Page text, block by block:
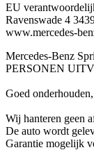
EU
Ravenswade 4
www.mercedes-
Mercedes-Benz
PERSONEN
Goed
Wij hanteren geen
De auto wordt
Garantie mogelijk